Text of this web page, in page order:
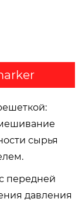
сырья
передней
давления